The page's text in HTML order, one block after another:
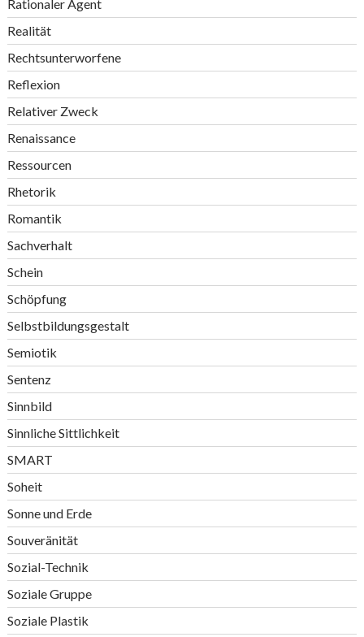
Rationaler Agent
Realität
Rechtsunterworfene
Reflexion
Relativer Zweck
Renaissance
Ressourcen
Rhetorik
Romantik
Sachverhalt
Schein
Schöpfung
Selbstbildungsgestalt
Semiotik
Sentenz
Sinnbild
Sinnliche Sittlichkeit
SMART
Soheit
Sonne und Erde
Souveränität
Sozial-Technik
Soziale Gruppe
Soziale Plastik